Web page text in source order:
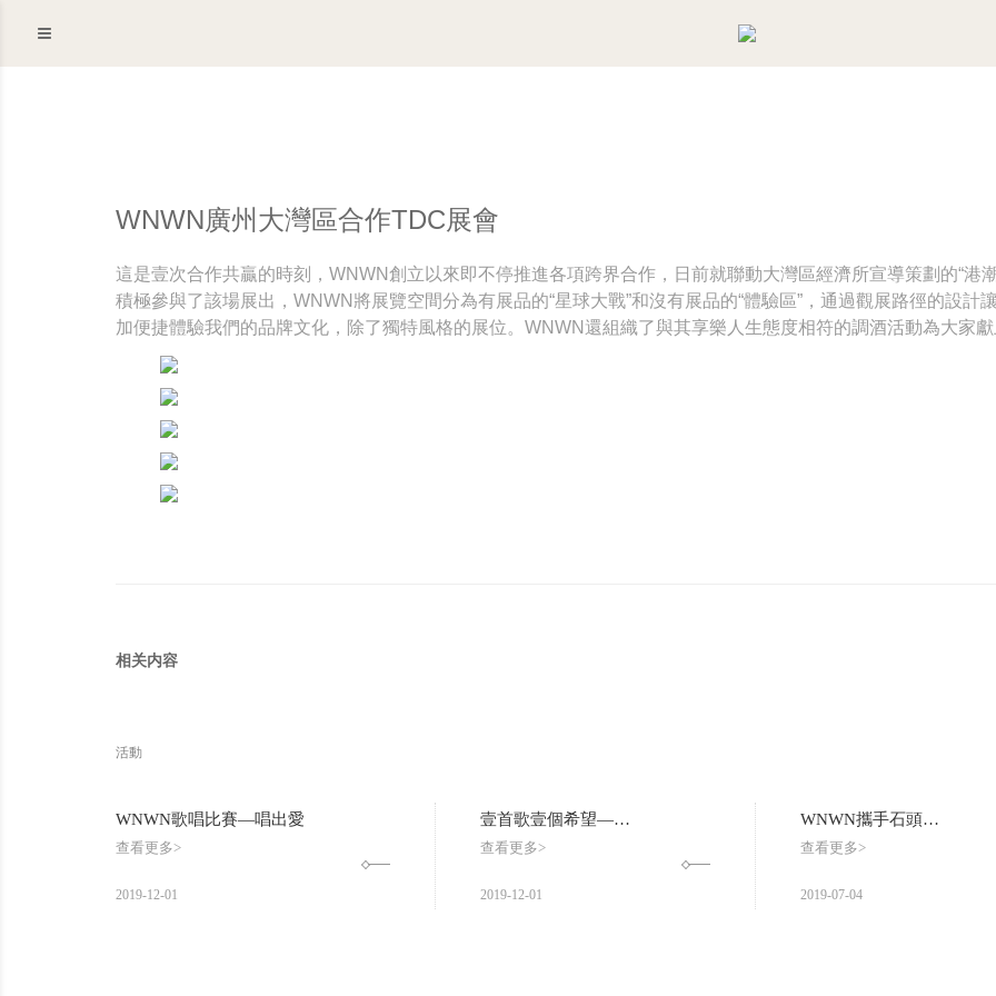
WNWN廣州大灣區合作TDC展會
這是壹次合作共贏的時刻，WNWN創立以來即不停推進各項跨界合作，日前就聯動大灣區經濟所宣導策劃的“港
積極參與了該場展出，WNWN將展覽空間分為有展品的“星球大戰”和沒有展品的“體驗區”，通過觀展路徑的設
加便捷體驗我們的品牌文化，除了獨特風格的展位。WNWN還組織了與其享樂人生態度相符的調酒活動為大家
相关内容
活動
WNWN歌唱比賽—唱出愛
查看更多>
2019-12-01
更多
壹首歌壹個希望—WNWN眾星環繞音樂會
查看更多>
2019-12-01
更多
WNWN攜手石頭節—石頭上作畫這麽美，妳也來試試吧！
查看更多>
2019-07-04